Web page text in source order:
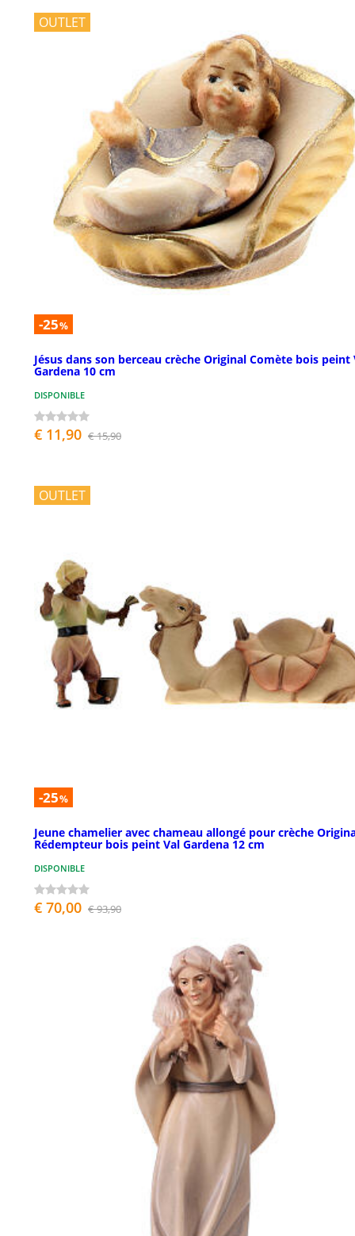
OUTLET
-25%
Jésus dans son berceau crèche Original Comète bois peint
Gardena 10 cm
DISPONIBLE
€ 11,90 € 15,90
OUTLET
-25%
Jeune chamelier avec chameau allongé pour crèche
Rédempteur bois peint Val Gardena 12 cm
DISPONIBLE
€ 70,00 € 93,90